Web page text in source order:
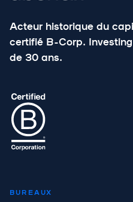
Acteur historique du
certifié B-Corp.
de 30 ans.
BUREAUX